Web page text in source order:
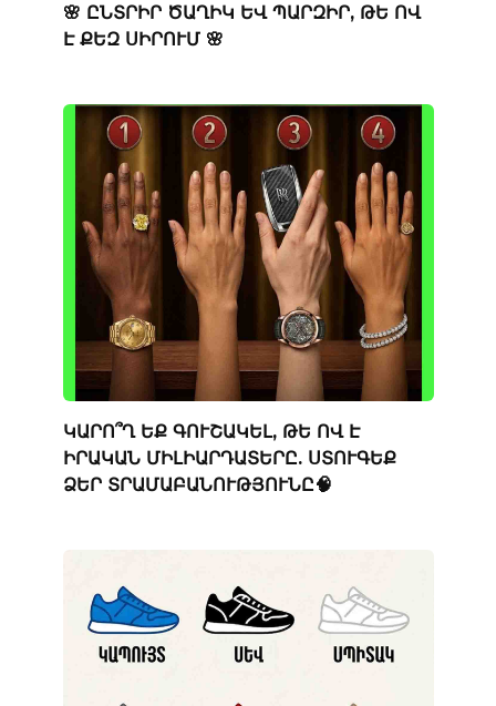
🌸 ԸՆՏՐԻՐ ԾԱՂԻԿ ԵՎ ՊԱՐԶԻՐ, ԹԵ ՈՎ
Է ՔԵԶ ՍԻՐՈՒՄ 🌸
ԿԱՐՈ՞Ղ ԵՔ ԳՈՒՇԱԿԵԼ, ԹԵ ՈՎ Է
ԻՐԱԿԱՆ ՄԻԼԻԱՐԴԱՏԵՐԸ. ՍՏՈՒԳԵՔ
ՁԵՐ ՏՐԱՄԱԲԱՆՈՒԹՅՈՒՆԸ🧠